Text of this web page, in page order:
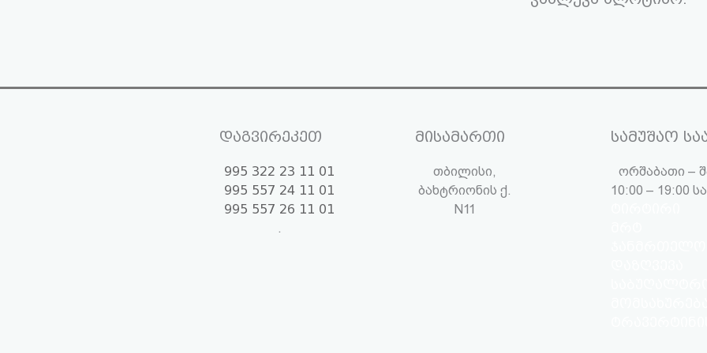
დაგვირეკეთ
995 322 23 11 01
995 557 24 11 01
995 557 26 11 01
.
მისამართი
თბილისი,
ბახტრიონის ქ.
N11
სამუშაო
ორშაბათი –
10:00 – 19:00